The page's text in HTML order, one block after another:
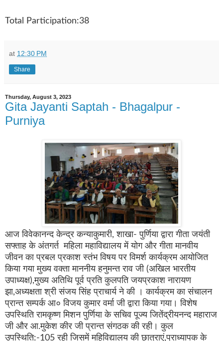
Total Participation:38
at 12:30 PM
Share
Thursday, August 3, 2023
Gita Jayanti Saptah - Bhagalpur -
Purniya
आज विवेकानन्द केन्द्र कन्याकुमारी,शाखा- पुर्णिया द्वारा गीता जयंती
सफ्ताह के अंतगर्त महिला महाविद्यालय में योग और गीता मानवीय
जीवन का प्रबल प्रकाश स्तंभ विषय पर विमर्श कार्यक्रम आयोजित
किया गया मुख्य वक्ता माननीय हनुमन्त राव जी (अखिल भारतीय
उपाध्यक्ष),मुख्य अतिथि पूर्व प्रति कुलपति जयप्रकाश नारायण
झा,अध्यक्षता श्री संजय सिंह प्राचार्य ने की । कार्यक्रम का संचालन
प्रान्त सम्पर्क आ० विजय कुमार वर्मा जी द्वारा किया गया। विशेष
उपस्थिति रामकृष्ण मिशन पुर्णिया के सचिव पूज्य जितेंद्रीयनन्द महाराज
जी और आ.मुकेश कीर जी प्रान्त संगठक की रही। कुल
उपस्थिति:-105रही जिसमें महिविद्यालय की छात्राएं,प्राध्यापक के